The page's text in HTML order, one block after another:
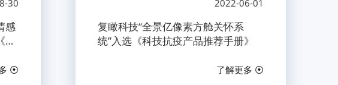
30
感
超
⦿
2022-06-01
复瞰科技“全景亿像素方舱关怀系
统”入选《科技抗疫产品推荐手册》
了解更多 ⦿